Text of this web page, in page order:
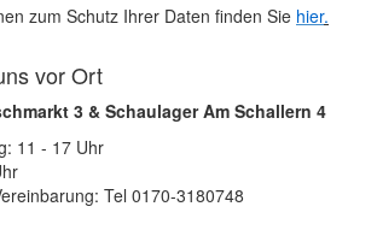
zum Schutz Ihrer Daten finden Sie hier.
vor Ort
3 & Schaulager Am Schallern 4
11 - 17 Uhr
Tel 0170-3180748